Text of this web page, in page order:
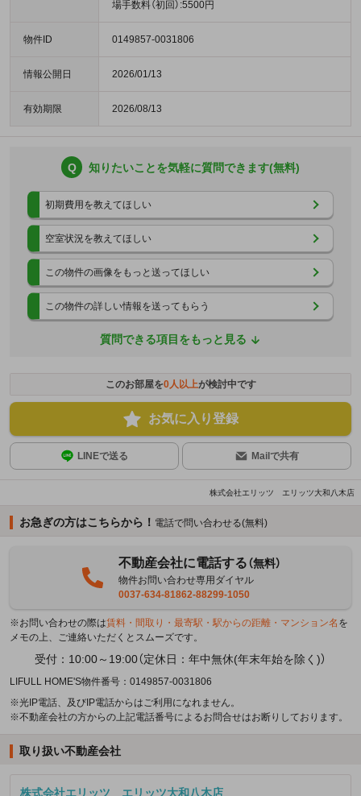
場手数料（初回）:5500円
物件ID 0149857-0031806
情報公開日 2026/01/13
有効期限 2026/08/13
Q 知りたいことを気軽に質問できます(無料)
初期費用を教えてほしい
空室状況を教えてほしい
この物件の画像をもっと送ってほしい
この物件の詳しい情報を送ってもらう
質問できる項目をもっと見る
このお部屋を0人以上が検討中です
お気に入り登録
LINEで送る Mailで共有
株式会社エリッツ エリッツ大和八木店
お急ぎの方はこちらから！ 電話で問い合わせる(無料)
不動産会社に電話する（無料）
物件お問い合わせ専用ダイヤル
0037-634-81862-88299-1050
※お問い合わせの際は賃料・間取り・最寄駅・駅からの距離・マンション名 を
メモの上、ご連絡いただくとスムーズです。
受付：10:00～19:00（定休日：年中無休(年末年始を除く)）
LIFULL HOME'S物件番号：0149857-0031806
※光IP電話、及びIP電話からはご利用になれません。
※不動産会社の方からの上記電話番号によるお問合せはお断りしております。
取り扱い不動産会社
株式会社エリッツ エリッツ大和八木店